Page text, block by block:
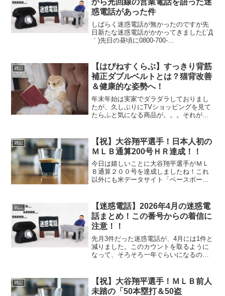
から光回線の営業電話を語った迷
惑電話があった件
しばらく迷惑電話が無かったのですが先
日新たな迷惑電話がかかってきました(;´Д
｀)先日の昼頃に0800-700-
（笑）どうせ迷惑電話だと思いました
が、ブロ...
雑記
【はぴねすくらぶ】すっきり背筋
補正ダブルベルトとは？猫背改善
＆健康的な姿勢へ！
年末年始は実家でダラダラしておりまし
たが、久しぶりにTVショッピングを見て
たらふと気になる商品が。。。それがこ
いつい猫背になってしまうんですよね
（笑）最近は肩こりや背中...
雑記
【祝】大谷翔平選手！日本人初の
ＭＬＢ通算200号ＨＲ達成！！
今日は嬉しいことに大谷翔平選手がＭＬ
Ｂ通算２００号を達成しましたね！これ
以外にも米データサイト「ベースボー
５００打点以上、１００盗塁以上を達成
した最初の選手』といった投...
雑記
【迷惑電話】2026年4月の迷惑電
話まとめ！この番号からの着信に
注意！！
先月3件だった迷惑電話が、4月には1件と
減りました。このカウントを取るように
なって、そろそろ一年ぐらいになるの
ず、2026年4月に着信のあった迷惑電話を
まとめてみま...
雑記
【祝】大谷翔平選手！ＭＬＢ前人
未踏の「50本塁打＆50盗